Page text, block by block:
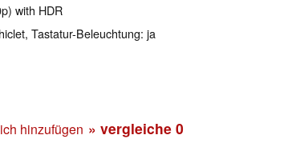
with HDR
Tastatur-Beleuchtung: ja
hinzufügen » vergleiche 0